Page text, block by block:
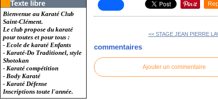
Texte libre
Bienvenue au Karaté Club
Saint-Clément.
Le club propose du karaté
pour toutes et pour tous :
- Ecole de karaté Enfants
- Karaté-Do Traditionel, style
Shotokan
- Karaté compétition
- Body Karaté
- Karaté Défense
Inscriptions toute l'année.
<< STAGE JEAN PIERRE
commentaires
Ajouter un commentaire